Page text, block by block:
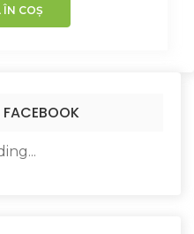
COȘ